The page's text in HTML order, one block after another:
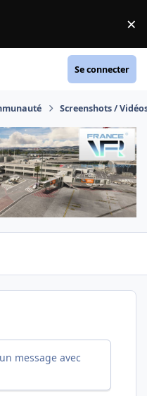
×
Se connecter
Screenshots /
message avec